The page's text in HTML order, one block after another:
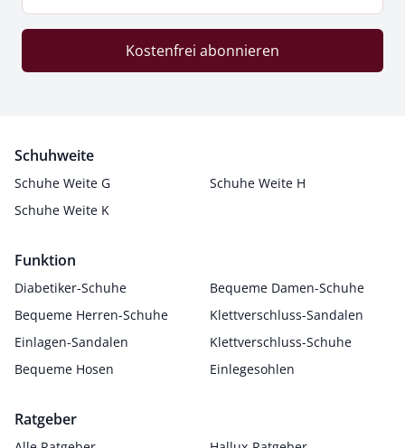
Kostenfrei abonnieren
Schuhweite
Schuhe Weite G
Schuhe Weite H
Schuhe Weite K
Funktion
Diabetiker-Schuhe
Bequeme Damen-Schuhe
Bequeme Herren-Schuhe
Klettverschluss-Sandalen
Einlagen-Sandalen
Klettverschluss-Schuhe
Bequeme Hosen
Einlegesohlen
Ratgeber